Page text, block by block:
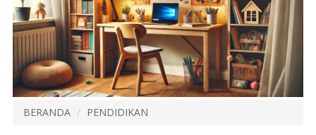
BERANDA PENDIDIKAN